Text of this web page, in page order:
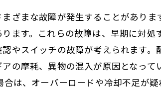
ざまな故障が発生することがあり
ます。これらの故障は、早期に対
やスイッチの故障が考えられます
の摩耗、異物の混入が原因となっ
合は、オーバーロードや冷却不足が